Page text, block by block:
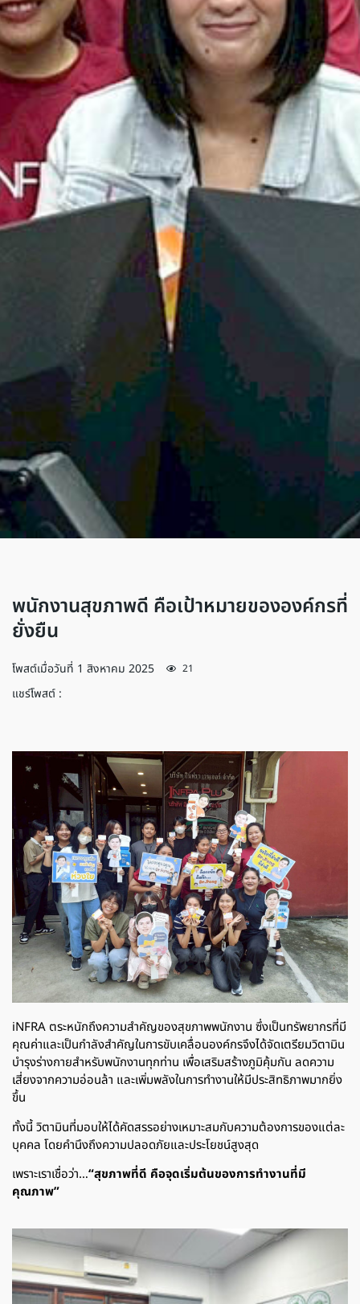
พนักงานสุขภาพดี คือเป้าหมายขององค์กรที่
ยั่งยืน
โพสต์เมื่อวันที่ 1 สิงหาคม 2025 21
แชร์โพสต์ :
iNFRA ตระหนักถึงความสำคัญของสุขภาพพนักงาน ซึ่งเป็นทรัพยากรที่มี
คุณค่าและเป็นกำลังสำคัญในการขับเคลื่อนองค์กรจึงได้จัดเตรียมวิตามิน
บำรุงร่างกายสำหรับพนักงานทุกท่าน เพื่อเสริมสร้างภูมิคุ้มกัน ลดความ
เสี่ยงจากความอ่อนล้า และเพิ่มพลังในการทำงานให้มีประสิทธิภาพมากยิ่ง
ขึ้น
ทั้งนี้ วิตามินที่มอบให้ได้คัดสรรอย่างเหมาะสมกับความต้องการของแต่ละ
บุคคล โดยคำนึงถึงความปลอดภัยและประโยชน์สูงสุด
เพราะเราเชื่อว่า…“สุขภาพที่ดี คือจุดเริ่มต้นของการทำงานที่มี
คุณภาพ”